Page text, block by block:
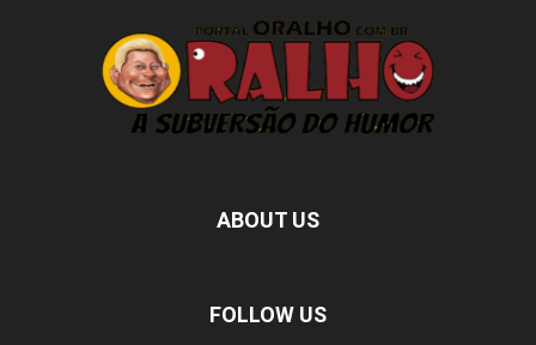
ABOUT US
FOLLOW US